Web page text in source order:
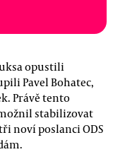
opustili
Pavel Bohatec,
Právě tento
stabilizovat
noví poslanci ODS